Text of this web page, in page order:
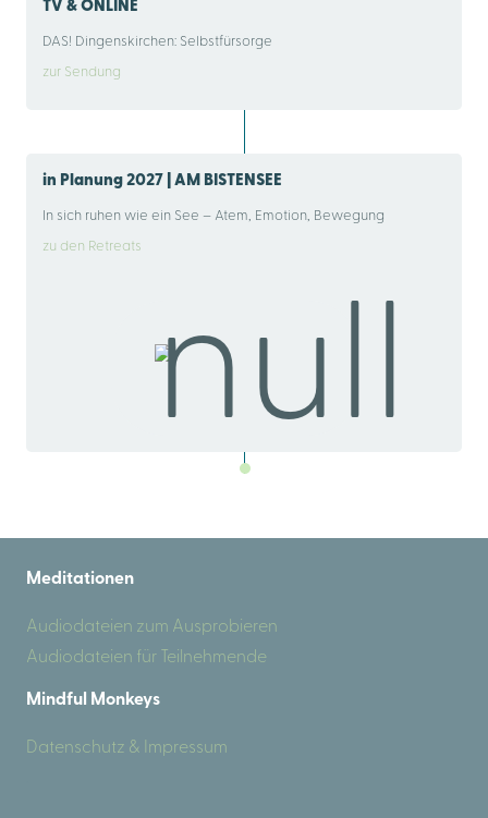
TV & ONLINE
DAS! Dingenskirchen: Selbstfürsorge
zur Sendung
in Planung 2027 | AM BISTENSEE
In sich ruhen wie ein See – Atem, Emotion, Bewegung
zu den Retreats
Meditationen
Audiodateien zum Ausprobieren
Audiodateien für Teilnehmende
Mindful Monkeys
Datenschutz & Impressum